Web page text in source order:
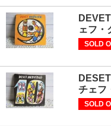
ェフ・
SOLD
チェフ
SOLD